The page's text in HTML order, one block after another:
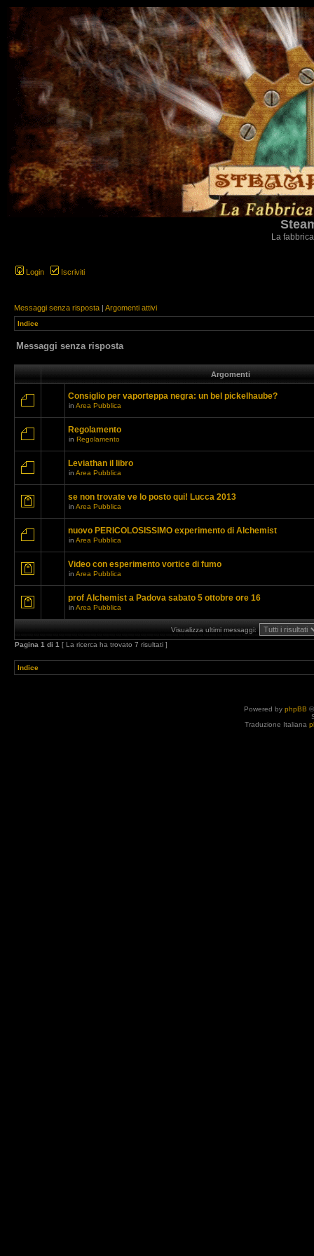
La
Login Iscriviti
Messaggi senza risposta | Argomenti attivi
Indice
Messaggi senza risposta
Argomenti
Consiglio per vaporteppa negra: un bel pickelhaube?
in Area Pubblica
Regolamento
in Regolamento
Leviathan il libro
in Area Pubblica
se non trovate ve lo posto qui! Lucca 2013
in Area Pubblica
nuovo PERICOLOSISSIMO experimento di Alchemist
in Area Pubblica
Video con esperimento vortice di fumo
in Area Pubblica
prof Alchemist a Padova sabato 5 ottobre ore 16
in Area Pubblica
Visualizza ultimi messaggi:
Pagina 1 di 1 [ La ricerca ha trovato 7 risultati ]
Indice
Powered by phpBB
Traduzione Italiana